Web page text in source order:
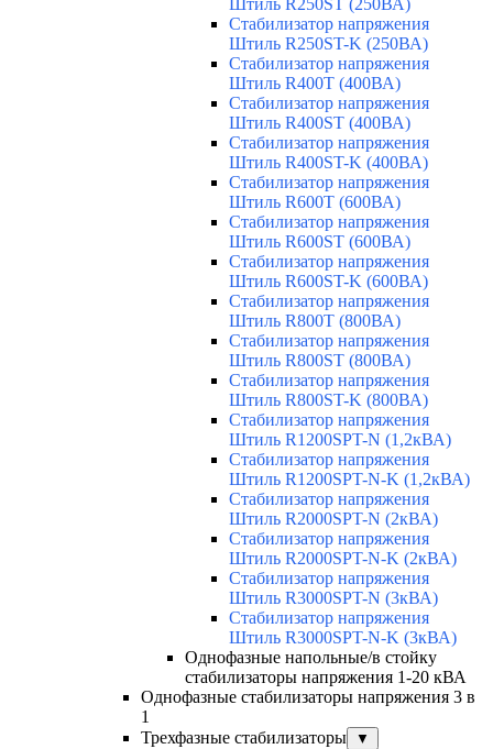
Штиль R250ST (250ВА)
Стабилизатор напряжения
Штиль R250ST-K (250ВА)
Стабилизатор напряжения
Штиль R400T (400ВА)
Стабилизатор напряжения
Штиль R400ST (400ВА)
Стабилизатор напряжения
Штиль R400ST-K (400ВА)
Стабилизатор напряжения
Штиль R600T (600ВА)
Стабилизатор напряжения
Штиль R600ST (600ВА)
Стабилизатор напряжения
Штиль R600ST-K (600ВА)
Стабилизатор напряжения
Штиль R800T (800ВА)
Стабилизатор напряжения
Штиль R800ST (800ВА)
Стабилизатор напряжения
Штиль R800ST-K (800ВА)
Стабилизатор напряжения
Штиль R1200SPT-N (1,2кВА)
Стабилизатор напряжения
Штиль R1200SPT-N-K (1,2кВА)
Стабилизатор напряжения
Штиль R2000SPT-N (2кВА)
Стабилизатор напряжения
Штиль R2000SPT-N-K (2кВА)
Стабилизатор напряжения
Штиль R3000SPT-N (3кВА)
Стабилизатор напряжения
Штиль R3000SPT-N-K (3кВА)
Однофазные напольные/в стойку
стабилизаторы напряжения 1-20 кВА
Однофазные стабилизаторы напряжения 3 в
1
Трехфазные стабилизаторы
▼